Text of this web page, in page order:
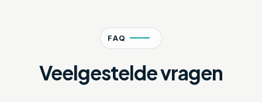
FAQ
Veelgestelde vragen